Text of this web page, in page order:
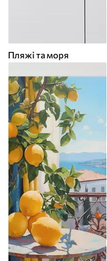
Пляжі та моря